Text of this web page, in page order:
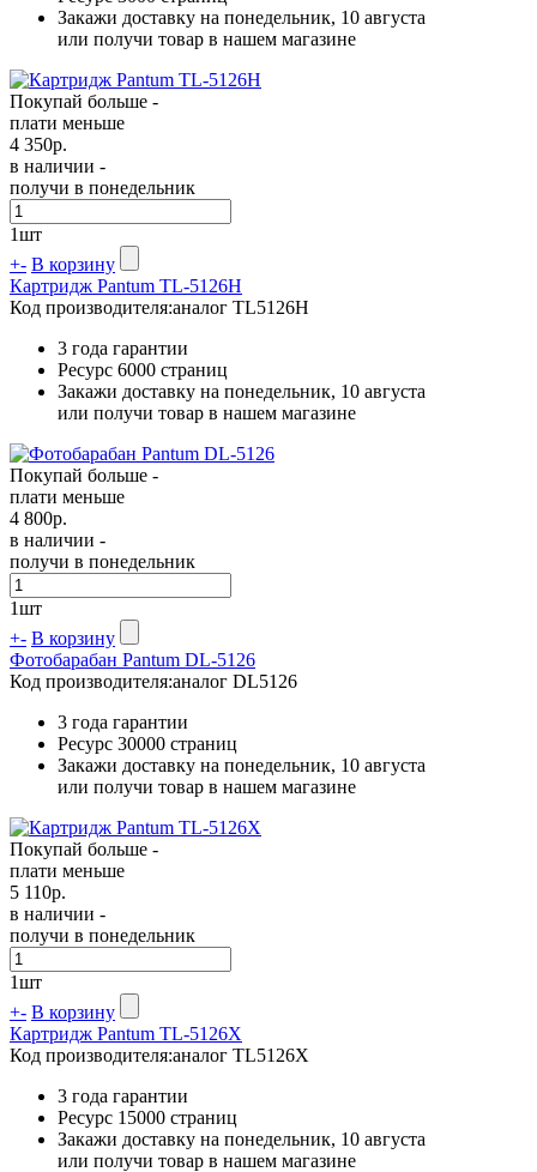
Закажи доставку на понедельник, 10 августа
или получи товар в нашем магазине
Покупай больше -
плати меньше
4 350р.
в наличии -
получи в понедельник
1шт
+- В корзину
Картридж Pantum TL-5126H
Код производителя:аналог TL5126H
3 года гарантии
Ресурс 6000 страниц
Закажи доставку на понедельник, 10 августа
или получи товар в нашем магазине
Покупай больше -
плати меньше
4 800р.
в наличии -
получи в понедельник
1шт
+- В корзину
Фотобарабан Pantum DL-5126
Код производителя:аналог DL5126
3 года гарантии
Ресурс 30000 страниц
Закажи доставку на понедельник, 10 августа
или получи товар в нашем магазине
Покупай больше -
плати меньше
5 110р.
в наличии -
получи в понедельник
1шт
+- В корзину
Картридж Pantum TL-5126X
Код производителя:аналог TL5126X
3 года гарантии
Ресурс 15000 страниц
Закажи доставку на понедельник, 10 августа
или получи товар в нашем магазине